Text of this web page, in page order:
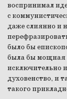
воспринимал
с
даже слиянно и
было бы
была бы мощная
исключительно
духовенство, и
такого